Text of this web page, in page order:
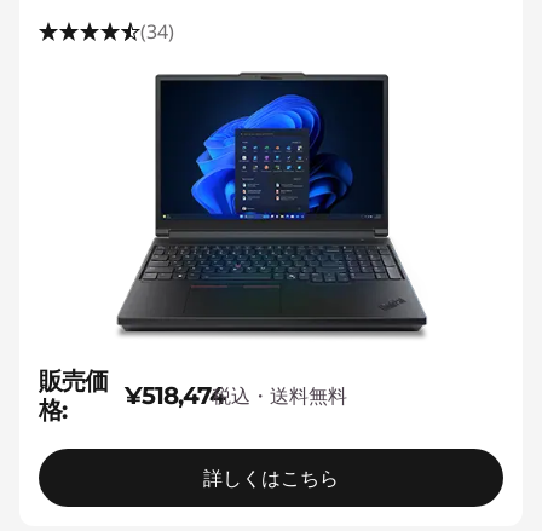
(34)
販売価
格:
¥518,474税込・送料無料
詳しくはこちら